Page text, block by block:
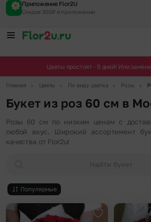
Приложение Flor2U
Скидка 300₽ в приложении
Цветы простоят - 5 дней! Или
Главная Цветы По виду цветка Розы
Букет из роз 60 см в
Розы 60 см по низким ценам с
любой вкус. Широкий ассортимент
качества от Flor2u!
Найти букет
Популярные